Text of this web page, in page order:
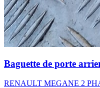
Baguette de porte
RENAULT MEGANE 2